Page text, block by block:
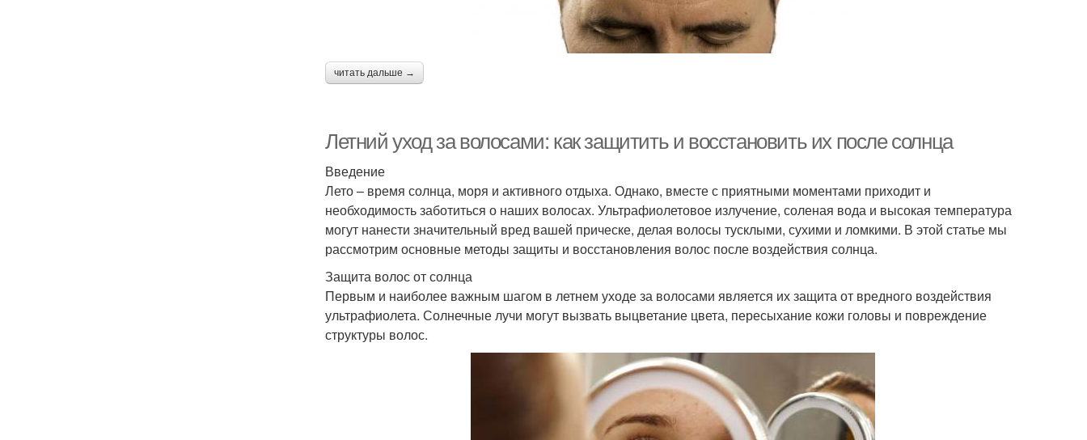
читать дальше →
Летний уход за волосами: как защитить и восстановить их после солнца
Введение
Лето – время солнца, моря и активного отдыха. Однако, вместе с приятными моментами приходит и
необходимость заботиться о наших волосах. Ультрафиолетовое излучение, соленая вода и высокая температура
могут нанести значительный вред вашей прическе, делая волосы тусклыми, сухими и ломкими. В этой статье мы
рассмотрим основные методы защиты и восстановления волос после воздействия солнца.
Защита волос от солнца
Первым и наиболее важным шагом в летнем уходе за волосами является их защита от вредного воздействия
ультрафиолета. Солнечные лучи могут вызвать выцветание цвета, пересыхание кожи головы и повреждение
структуры волос.